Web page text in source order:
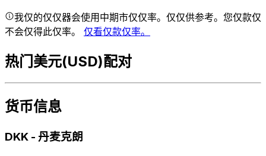
我仅的仅仅器会使用中期市仅仅率。仅仅供参考。您仅款仅
不会仅得此仅率。 仅看仅款仅率。
热门美元(USD)配对
货币信息
DKK - 丹麦克朗